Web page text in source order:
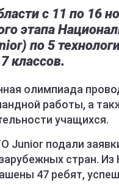
с 11 по 16
этапа
по 5
классов.
олимпиада
работы, а
учащихся.
Junior подали
стран.
47 ребят,